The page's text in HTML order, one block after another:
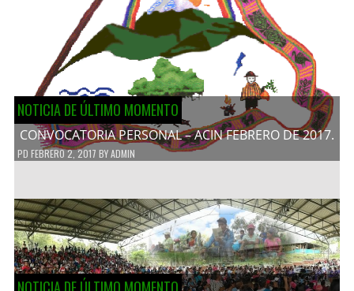
NOTICIA DE ÚLTIMO MOMENTO
CONVOCATORIA PERSONAL – ACIN FEBRERO DE 2017.
PD FEBRERO 2, 2017 BYADMIN
NOTICIA DE ÚLTIMO MOMENTO